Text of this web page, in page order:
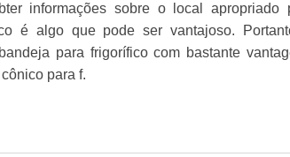
informações sobre o local apropriado
é algo que pode ser vantajoso.
para frigorífico com bastante
para f.